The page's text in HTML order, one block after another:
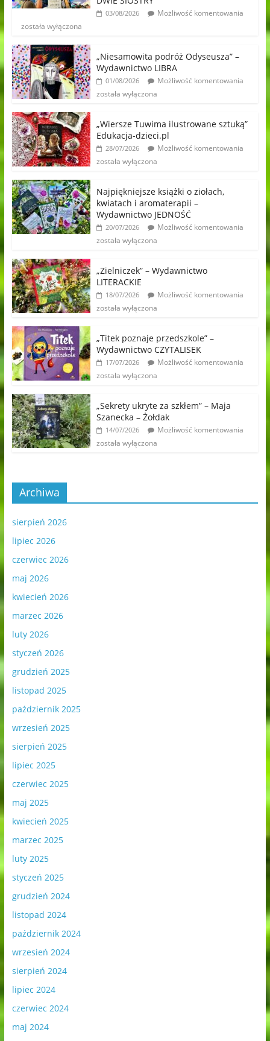
03/08/2026
Możliwość komentowania
została wyłączona
„Niesamowita podróż Odyseusza” –
Wydawnictwo LIBRA
01/08/2026
Możliwość komentowania
została wyłączona
„Wiersze Tuwima ilustrowane sztuką”
Edukacja-dzieci.pl
28/07/2026
Możliwość komentowania
została wyłączona
Najpiękniejsze książki o ziołach,
kwiatach i aromaterapii –
Wydawnictwo JEDNOŚĆ
20/07/2026
Możliwość komentowania
została wyłączona
„Zielniczek” – Wydawnictwo
LITERACKIE
18/07/2026
Możliwość komentowania
została wyłączona
„Titek poznaje przedszkole” –
Wydawnictwo CZYTALISEK
17/07/2026
Możliwość komentowania
została wyłączona
„Sekrety ukryte za szkłem” – Maja
Szanecka – Żołdak
14/07/2026
Możliwość komentowania
została wyłączona
Archiwa
sierpień 2026
lipiec 2026
czerwiec 2026
maj 2026
kwiecień 2026
marzec 2026
luty 2026
styczeń 2026
grudzień 2025
listopad 2025
październik 2025
wrzesień 2025
sierpień 2025
lipiec 2025
czerwiec 2025
maj 2025
kwiecień 2025
marzec 2025
luty 2025
styczeń 2025
grudzień 2024
listopad 2024
październik 2024
wrzesień 2024
sierpień 2024
lipiec 2024
czerwiec 2024
maj 2024